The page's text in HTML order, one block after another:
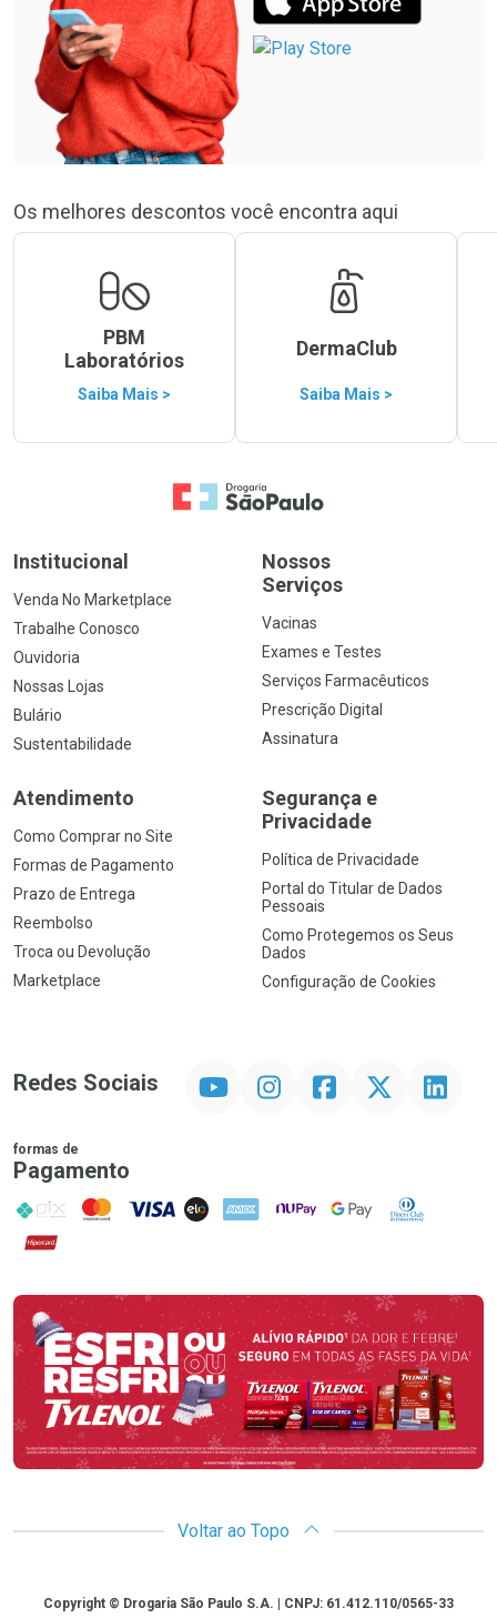
Os melhores descontos você encontra aqui
PBM
Laboratórios
Saiba Mais >
DermaClub
Saiba Mais >
Ir para a Home
Institucional
Venda No Marketplace
Trabalhe Conosco
Ouvidoria
Nossas Lojas
Bulário
Sustentabilidade
Nossos
Serviços
Vacinas
Exames e Testes
Serviços Farmacêuticos
Prescrição Digital
Assinatura
Atendimento
Como Comprar no Site
Formas de Pagamento
Prazo de Entrega
Reembolso
Troca ou Devolução
Marketplace
Segurança e
Privacidade
Política de Privacidade
Portal do Titular de Dados
Pessoais
Como Protegemos os Seus
Dados
Configuração de Cookies
Redes Sociais InstagramFacebookTwitter Linkedin
formas de
Pagamento
PIX MasterCard
VISA ELO AMEX NuPay Google PayDiners Club
Hipercard
Promoção em Destaque
Voltar ao Topo
CopyrightCopyright © Drogaria São Paulo S.A. | CNPJ: 61.412.110/0565-33